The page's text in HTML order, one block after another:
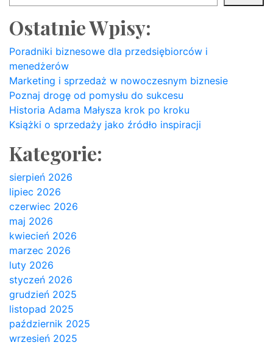
Ostatnie Wpisy:
Poradniki biznesowe dla przedsiębiorców i
menedżerów
Marketing i sprzedaż w nowoczesnym biznesie
Poznaj drogę od pomysłu do sukcesu
Historia Adama Małysza krok po kroku
Książki o sprzedaży jako źródło inspiracji
Kategorie:
sierpień 2026
lipiec 2026
czerwiec 2026
maj 2026
kwiecień 2026
marzec 2026
luty 2026
styczeń 2026
grudzień 2025
listopad 2025
październik 2025
wrzesień 2025